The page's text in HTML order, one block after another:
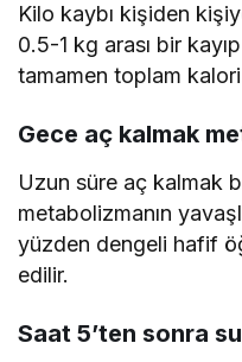
Kilo kaybı kişiden
0.5-1 kg arası bir
tamamen toplam kalori
Gece aç kalmak
Uzun süre aç kalmak
metabolizmanın
yüzden dengeli hafif
edilir.
Saat 5’ten sonra